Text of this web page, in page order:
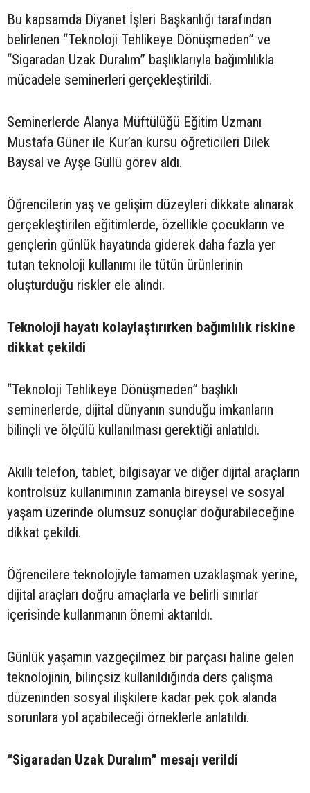
Bu kapsamda Diyanet İşleri Başkanlığı tarafından
belirlenen “Teknoloji Tehlikeye Dönüşmeden” ve
“Sigaradan Uzak Duralım” başlıklarıyla bağımlılıkla
mücadele seminerleri gerçekleştirildi.
Seminerlerde Alanya Müftülüğü Eğitim Uzmanı
Mustafa Güner ile Kur’an kursu öğreticileri Dilek
Baysal ve Ayşe Güllü görev aldı.
Öğrencilerin yaş ve gelişim düzeyleri dikkate alınarak
gerçekleştirilen eğitimlerde, özellikle çocukların ve
gençlerin günlük hayatında giderek daha fazla yer
tutan teknoloji kullanımı ile tütün ürünlerinin
oluşturduğu riskler ele alındı.
Teknoloji hayatı kolaylaştırırken bağımlılık riskine
dikkat çekildi
“Teknoloji Tehlikeye Dönüşmeden” başlıklı
seminerlerde, dijital dünyanın sunduğu imkanların
bilinçli ve ölçülü kullanılması gerektiği anlatıldı.
Akıllı telefon, tablet, bilgisayar ve diğer dijital araçların
kontrolsüz kullanımının zamanla bireysel ve sosyal
yaşam üzerinde olumsuz sonuçlar doğurabileceğine
dikkat çekildi.
Öğrencilere teknolojiyle tamamen uzaklaşmak yerine,
dijital araçları doğru amaçlarla ve belirli sınırlar
içerisinde kullanmanın önemi aktarıldı.
Günlük yaşamın vazgeçilmez bir parçası haline gelen
teknolojinin, bilinçsiz kullanıldığında ders çalışma
düzeninden sosyal ilişkilere kadar pek çok alanda
sorunlara yol açabileceği örneklerle anlatıldı.
“Sigaradan Uzak Duralım” mesajı verildi